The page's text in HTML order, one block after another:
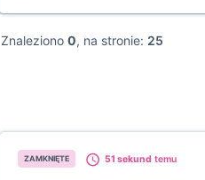
Znaleziono 0, na stronie: 25
ZAMKNIĘTE 51 sekund temu